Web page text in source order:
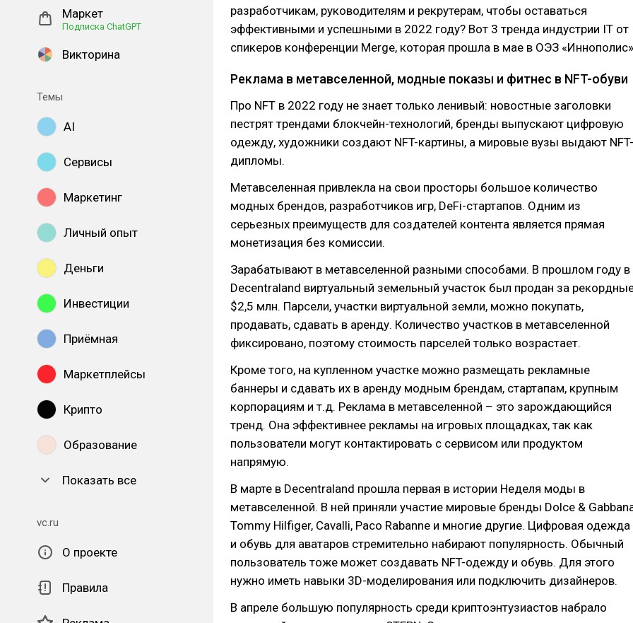
Маркет
Подписка ChatGPT
Викторина
Темы
AI
Сервисы
Маркетинг
Личный опыт
Деньги
Инвестиции
Приёмная
Маркетплейсы
Крипто
Образование
Показать все
vc.ru
О проекте
Правила
разработчикам, руководителям и рекрутерам, чтобы оставаться
эффективными и успешными в 2022 году? Вот 3 тренда индустрии IT от
спикеров конференции Merge, которая прошла в мае в ОЭЗ
Реклама в метавселенной, модные показы и фитнес в NFT-обуви
Про NFT в 2022 году не знает только ленивый: новостные заголовки
пестрят трендами блокчейн-технологий, бренды выпускают цифровую
одежду, художники создают NFT-картины, а мировые вузы выдают NFT-
дипломы.
Метавселенная привлекла на свои просторы большое количество
модных брендов, разработчиков игр, DeFi-стартапов. Одним из
серьезных преимуществ для создателей контента является прямая
монетизация без комиссии.
Зарабатывают в метавселенной разными способами. В прошлом году в
Decentraland виртуальный земельный участок был продан за
$2,5 млн. Парсели, участки виртуальной земли, можно покупать,
продавать, сдавать в аренду. Количество участков в метавселенной
фиксировано, поэтому стоимость парселей только возрастает.
Кроме того, на купленном участке можно размещать рекламные
баннеры и сдавать их в аренду модным брендам, стартапам, крупным
корпорациям и т.д. Реклама в метавселенной – это зарождающийся
тренд. Она эффективнее рекламы на игровых площадках, так как
пользователи могут контактировать с сервисом или продуктом
напрямую.
В марте в Decentraland прошла первая в истории Неделя моды в
метавселенной. В ней приняли участие мировые бренды Dolce &
Tommy Hilfiger, Cavalli, Paco Rabanne и многие другие. Цифровая одежда
и обувь для аватаров стремительно набирают популярность. Обычный
пользователь тоже может создавать NFT-одежду и обувь. Для этого
нужно иметь навыки 3D-моделирования или подключить дизайнеров.
В апреле большую популярность среди криптоэнтузиастов набрало